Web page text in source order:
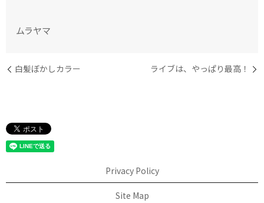
ムラヤマ
白髪ぼかしカラー ライブは、やっぱり最高！
Privacy Policy
Site Map